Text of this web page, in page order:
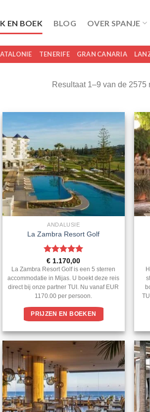
EN BOEK BLOG OVER SPANJE
TENERIFE GRAN CANARIA
Resultaat 1–9 van de 2575
ANDALUSIE
La Zambra Resort Golf
Gewaardeerd
5uit 5
€ 1.170,00
La Zambra Resort Golf is een 5 sterren
accommodatie in Mijas. U boekt deze reis
direct bij onze partner TUI. Nu vanaf EUR
1170.00 per persoon.
PRIJZEN EN BOEKEN